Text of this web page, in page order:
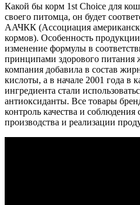
Какой бы корм 1st Choice для
своего питомца, он будет
ААЧКК (Ассоциация
кормов). Особенность
изменение формулы в
принципами здорового питания
компания добавила в состав
кислоты, а в начале 2001 года в
ингредиента стали
антиоксиданты. Все товары
контроль качества и соблюдения
производства и реализации